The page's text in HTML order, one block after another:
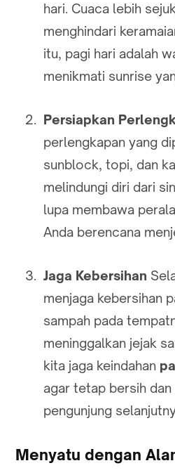
hari. Cuaca lebih
menghindari
itu, pagi hari adalah
menikmati sunrise
Persiapkan
perlengkapan yang
sunblock, topi, dan
melindungi diri dari
lupa membawa
Anda berencana
Jaga Kebersihan
menjaga kebersihan
sampah pada
meninggalkan jejak
kita jaga keindahan
agar tetap bersih dan
pengunjung
Menyatu dengan